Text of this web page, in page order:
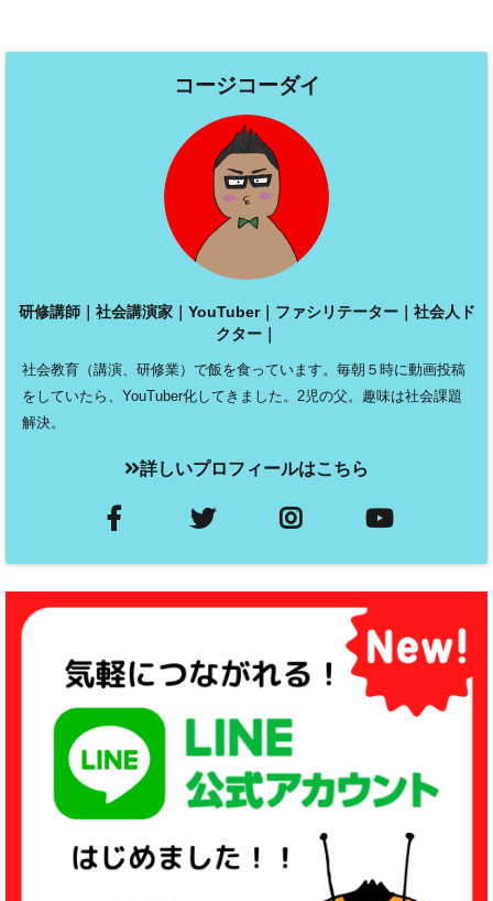
コージコーダイ
研修講師｜社会講演家｜YouTuber｜ファシリテーター｜社会人ド
クター｜
社会教育（講演、研修業）で飯を食っています。毎朝５時に動画投稿
をしていたら、YouTuber化してきました。2児の父。趣味は社会課題
解決。
詳しいプロフィールはこちら